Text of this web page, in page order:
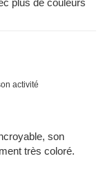
activité
son
très coloré.